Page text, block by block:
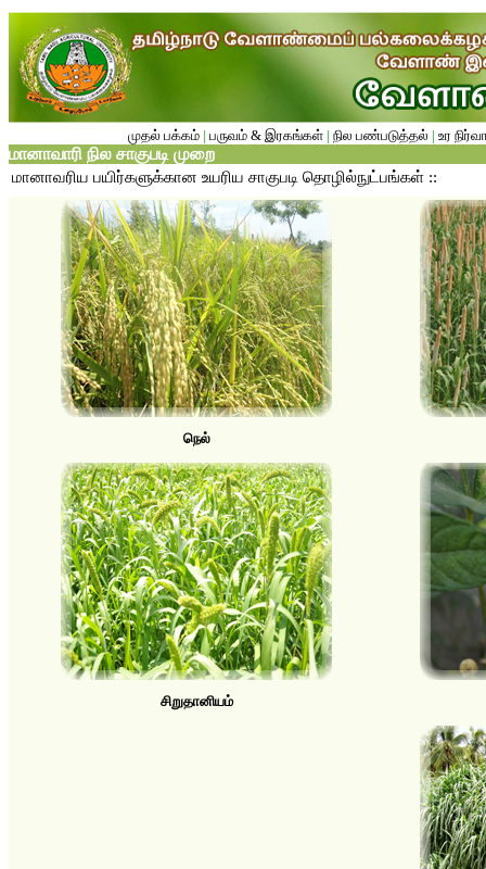
முதல் பக்கம் | பருவம் & இரகங்கள் | நில பண்படுத்தல் | உர
மானாவாரி நில சாகுபடி முறை
மானாவரிய பயிர்களுக்கான உயரிய சாகுபடி தொழில்நுட்பங்கள் ::
நெல்
சிறுதானியம்